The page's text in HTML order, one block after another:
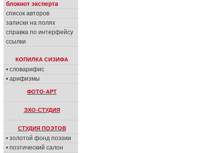
блокнот эксперта
список авторов
записки на полях
справка по интерфейсу
ссылки
КОПИЛКА СИЗИФА
• словарифис
• арифизмы
ФОТО-АРТ
ЭХО-СТУДИЯ
СТУДИЯ ПОЭТОВ
• золотой фонд поэзии
• поэтический салон